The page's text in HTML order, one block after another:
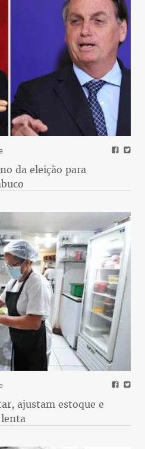
da eleição para
ajustam estoque e